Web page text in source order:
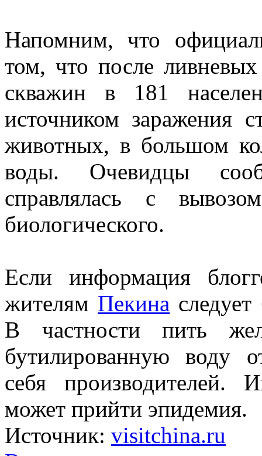
Напомним, что
том, что после
скважин в 181
источником заражения
животных, в большом
воды. Очевидцы
справлялась с
биологического.
Если информация
жителям Пекина
В частности пить
бутилированную воду
себя производителей.
может прийти эпидемия.
Источник: visitchina.ru